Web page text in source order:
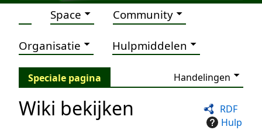
Space Community
Organisatie Hulpmiddelen
Speciale pagina Handelingen
RDF
Hulp
Wiki bekijken